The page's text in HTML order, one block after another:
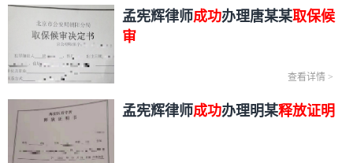
孟宪辉律师成功办理唐某某取保候
审
查看详情 >
孟宪辉律师成功办理明某释放证明